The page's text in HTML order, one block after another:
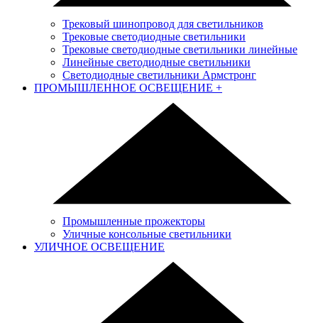
Трековый шинопровод для светильников
Трековые светодиодные светильники
Трековые светодиодные светильники линейные
Линейные светодиодные светильники
Светодиодные светильники Армстронг
ПРОМЫШЛЕННОЕ ОСВЕЩЕНИЕ +
Промышленные прожекторы
Уличные консольные светильники
УЛИЧНОЕ ОСВЕЩЕНИЕ